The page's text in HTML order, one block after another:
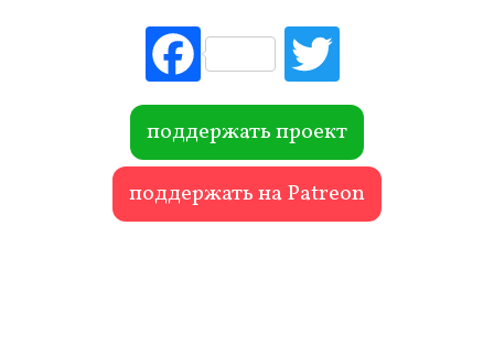
Fac
ebo
ok r
поддержать проект
поддержать на Patreon